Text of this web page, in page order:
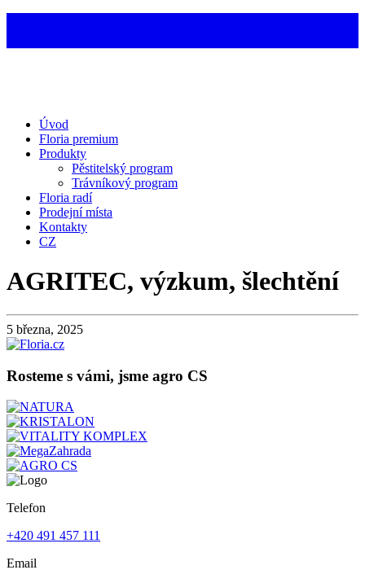
Úvod
Floria premium
Produkty
Pěstitelský program
Trávníkový program
Floria radí
Prodejní místa
Kontakty
CZ
AGRITEC, výzkum, šlechtění
5 března, 2025
Rosteme s vámi, jsme agro CS
Telefon
+420 491 457 111
Email